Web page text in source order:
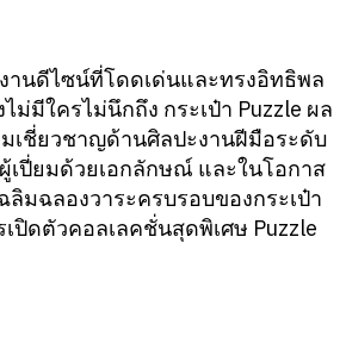
านดีไซน์ที่โดดเด่นและทรงอิทธิพล
ม่มีใครไม่นึกถึง กระเป๋า Puzzle ผล
เชี่ยวชาญด้านศิลปะงานฝีมือระดับ
เปี่ยมด้วยเอกลักษณ์ และในโอกาส
ลิมฉลองวาระครบรอบของกระเป๋า
ปิดตัวคอลเลคชั่นสุดพิเศษ Puzzle